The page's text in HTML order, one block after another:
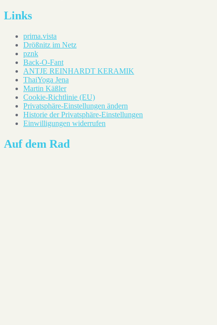
Links
prima.vista
Drößnitz im Netz
pznk
Back-O-Fant
ANTJE REINHARDT KERAMIK
ThaiYoga Jena
Martin Käßler
Cookie-Richtlinie (EU)
Privatsphäre-Einstellungen ändern
Historie der Privatsphäre-Einstellungen
Einwilligungen widerrufen
Auf dem Rad